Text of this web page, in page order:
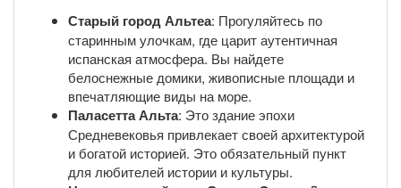
Старый город Альтеа: Прогуляйтесь по
старинным улочкам, где царит аутентичная
испанская атмосфера. Вы найдете
белоснежные домики, живописные площади и
впечатляющие виды на море.
Паласетта Альта: Это здание эпохи
Средневековья привлекает своей архитектурой
и богатой историей. Это обязательный пункт
для любителей истории и культуры.